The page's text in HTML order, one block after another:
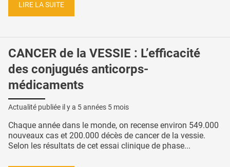
LIRE LA SUITE
CANCER de la VESSIE : L’efficacité
des conjugués anticorps-
médicaments
Actualité publiée il y a 5 années 5 mois
Chaque année dans le monde, on recense environ 549.000
nouveaux cas et 200.000 décès de cancer de la vessie.
Selon les résultats de cet essai clinique de phase...